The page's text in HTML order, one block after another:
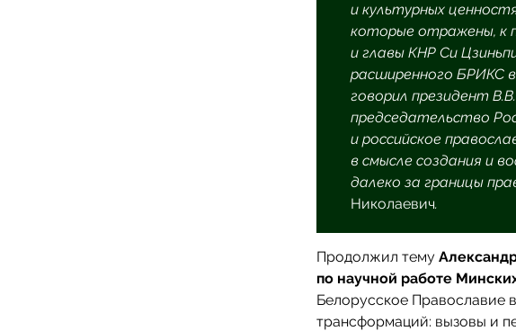
и культурных
которые отражены, к
и главы КНР Си
расширенного БРИКС
говорил президент
председательство
и российское
в смысле создания и
далеко за границы
Николаевич.
Продолжил тему
по научной работе
Белорусское Православие
трансформаций: вызовы и